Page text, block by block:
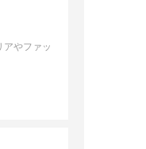
やファッ